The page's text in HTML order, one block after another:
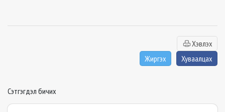
Хэвлэх
Жиргэх
Хуваалцах
Сэтгэгдэл бичих